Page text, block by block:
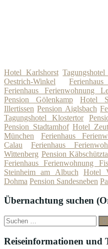
Hotel Karlshorst
Oestrich-Winkel
Ferienhaus Ferienwohnung
Pension Gölenkamp
Hotel
Illertissen Pension Aiglsbach
Tagungshotel Klostertor
Pension Stadtamhof Hotel
München
Ferienhaus
Calau
Ferienhaus
Wittenberg Pension
Ferienhaus Ferienwohnung
Steinheim am Albuch
Hotel
Dohma Pension Sandesneben
Übernachtung suchen
Suche
nach:
Reiseinformationen